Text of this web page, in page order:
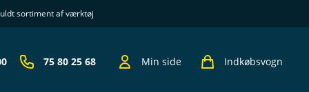
sortiment af værktøj
75 80 25 68 Min side Indkøbsvogn